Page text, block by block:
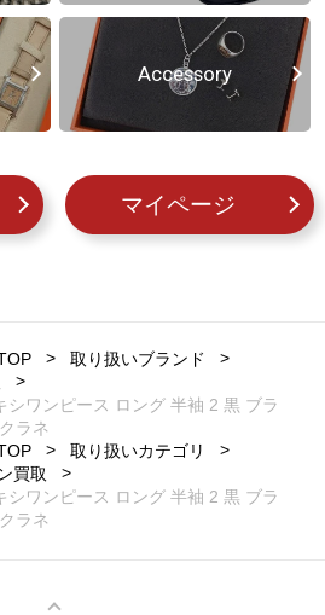
Accessory
マイページ
取り扱いブランド
シワンピース ロング 半袖 2 黒 ブラ
ラネ
取り扱いカテゴリ
買取
シワンピース ロング 半袖 2 黒 ブラ
ラネ